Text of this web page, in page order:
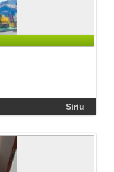
Siriu